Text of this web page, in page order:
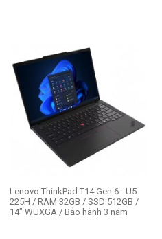
Lenovo ThinkPad T14 Gen 6 - U5
225H / RAM 32GB / SSD 512GB /
14" WUXGA / Bảo hành 3 năm